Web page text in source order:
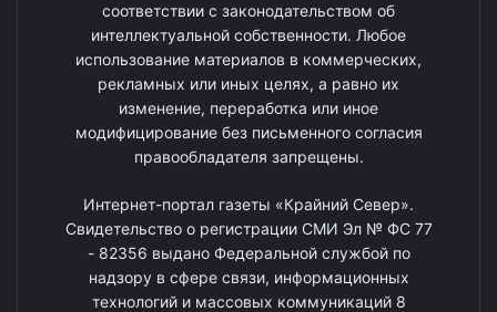
соответствии с законодательством об
интеллектуальной собственности. Любое
использование материалов в коммерческих,
рекламных или иных целях, а равно их
изменение, переработка или иное
модифицирование без письменного согласия
правообладателя запрещены.
Интернет-портал газеты «Крайний Север».
Свидетельство о регистрации СМИ Эл № ФС 77
- 82356 выдано Федеральной службой по
надзору в сфере связи, информационных
технологий и массовых коммуникаций 8